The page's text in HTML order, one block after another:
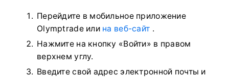
Перейдите в мобильное приложение
Olymptrade или на веб-сайт .
Нажмите на кнопку «Войти» в правом
верхнем углу.
Введите свой адрес электронной почты и